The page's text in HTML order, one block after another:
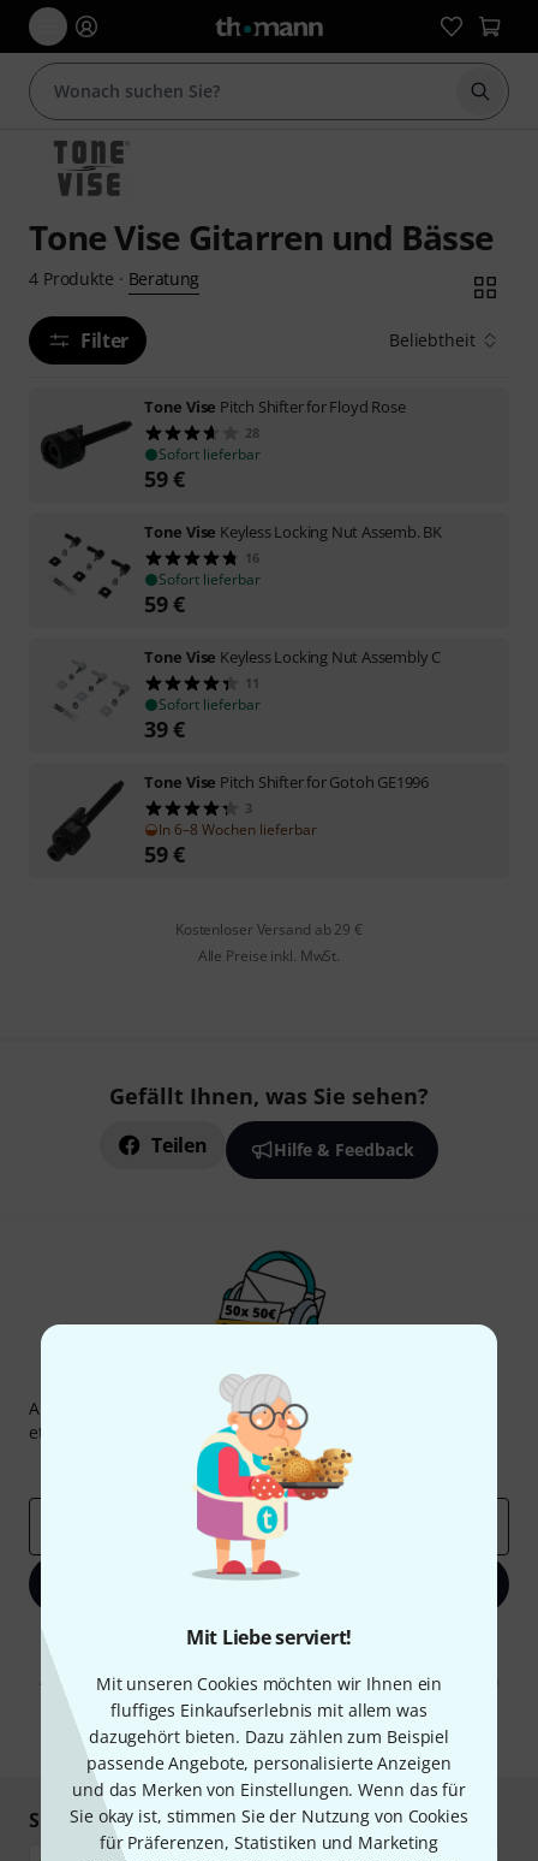
Mit Liebe serviert!
Mit unseren Cookies möchten wir Ihnen ein
fluffiges Einkaufserlebnis mit allem was
dazugehört bieten. Dazu zählen zum Beispiel
passende Angebote, personalisierte Anzeigen
und das Merken von Einstellungen. Wenn das für
Sie okay ist, stimmen Sie der Nutzung von Cookies
für Präferenzen, Statistiken und Marketing
Suche
Tone Vise Gitarren und Bässe
4 Produkte · Beratung
Filter Beliebtheit
Tone Vise Pitch Shifter for Floyd Rose
28
Sofort lieferbar
59€
Tone Vise Keyless Locking Nut Assemb. BK
16
Sofort lieferbar
59€
Tone Vise Keyless Locking Nut Assembly C
11
Sofort lieferbar
39€
Tone Vise Pitch Shifter for Gotoh GE1996
3
In 6–8 Wochen lieferbar
59€
Kostenloser Versand ab 29 €
Alle Preise inkl. MwSt.
Gefällt Ihnen, was Sie sehen?
Teilen Hilfe & Feedback
Thomann Newsletter
Abonniere den Thomann Newsletter und gewinne mit
etwas Glück einen von50 Gutscheinen
Inspirierende Beiträge
Deals Thomann Insights
Jetzt anmelden
Mit Klick auf „Jetzt anmelden“ stimmen Sie dem Erhalt von E-Mail-
Werbung und einer Messung des E-Mail-Nutzungsverhaltens zu. Die
Abmeldung ist jederzeit möglich. Weitere Informationen finden Sie in
unseren
Datenschutzhinweisen
* Pflichtfeld
Sicher einkaufen & bezahlen